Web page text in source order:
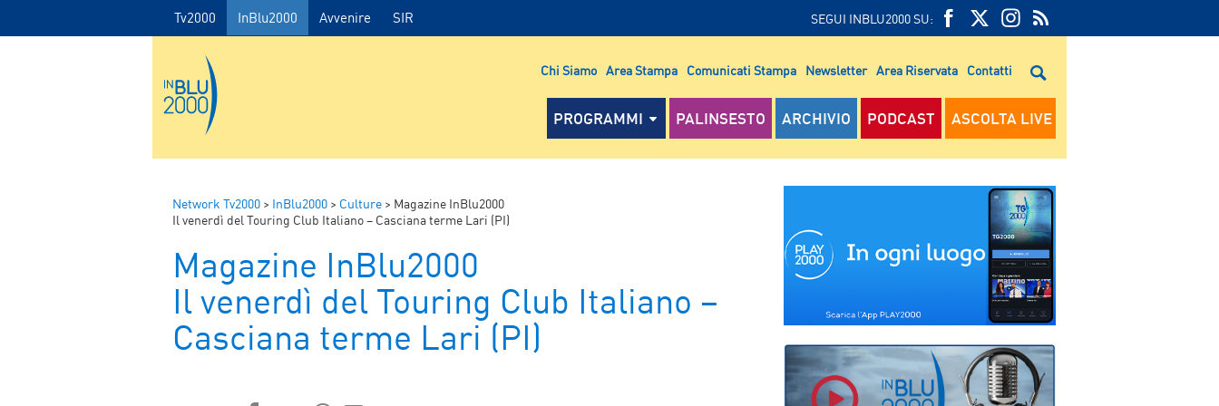
Tv2000 InBlu2000 Avvenire SIR SEGUI INBLU2000 SU:
FEED
RSS
RSS
Chi Siamo Area Stampa Comunicati Stampa Newsletter Area Riservata Contatti
PROGRAMMI PALINSESTO ARCHIVIO PODCAST ASCOLTA LIVE
Network Tv2000 > InBlu2000 > Culture > Magazine InBlu2000
Il venerdì del Touring Club Italiano – Casciana terme Lari (PI)
Magazine InBlu2000
Il venerdì del Touring Club Italiano –
Casciana terme Lari (PI)